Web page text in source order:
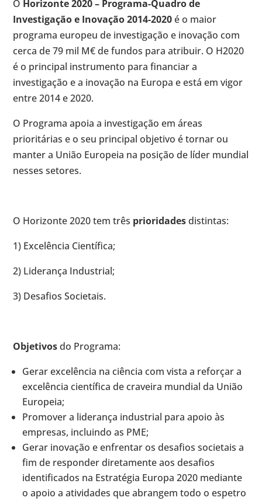
O Horizonte 2020 – Programa-Quadro de
Investigação e Inovação 2014-2020é o maior
programa europeu de investigação e inovação com
cerca de 79 mil M€ de fundos para atribuir. O H2020
é o principal instrumento para financiar a
investigação e a inovação na Europa e está em vigor
entre 2014 e 2020.
O Programa apoia a investigação em áreas
prioritárias e o seu principal objetivo é tornar ou
manter a União Europeia na posição de líder mundial
nesses setores.
O Horizonte 2020 tem três prioridadesdistintas:
1) Excelência Científica;
2) Liderança Industrial;
3) Desafios Societais.
Objetivosdo Programa:
Gerar excelência na ciência com vista a reforçar a
excelência científica de craveira mundial da União
Europeia;
Promover a liderança industrial para apoio às
empresas, incluindo as PME;
Gerar inovação e enfrentar os desafios societais a
fim de responder diretamente aos desafios
identificados na Estratégia Europa 2020 mediante
o apoio a atividades que abrangem todo o espetro